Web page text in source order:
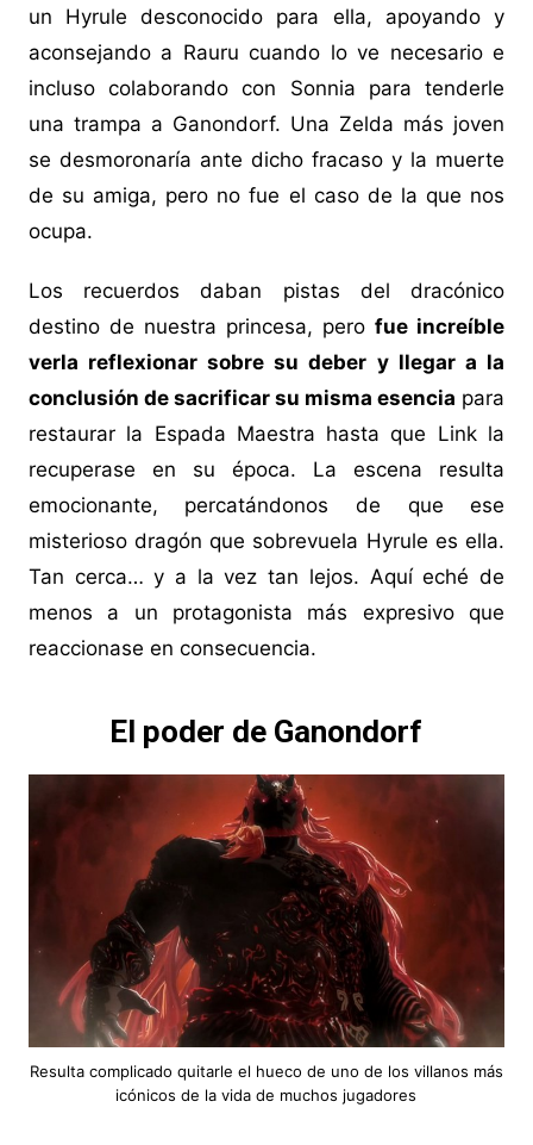
un Hyrule desconocido para ella, apoyando y
aconsejando a Rauru cuando lo ve necesario e
incluso colaborando con Sonnia para tenderle
una trampa a Ganondorf. Una Zelda más joven
se desmoronaría ante dicho fracaso y la muerte
de su amiga, pero no fue el caso de la que nos
ocupa.
Los recuerdos daban pistas del dracónico
destino de nuestra princesa, perofue increíble
verla reflexionar sobre su deber y llegar a la
conclusión de sacrificar su misma esencia para
restaurar la Espada Maestra hasta que Link la
recuperase en su época. La escena resulta
emocionante, percatándonos de que ese
misterioso dragón que sobrevuela Hyrule es ella.
Tan cerca… y a la vez tan lejos. Aquí eché de
menos a un protagonista más expresivo que
reaccionase en consecuencia.
El poder de Ganondorf
Resulta complicado quitarle el hueco de uno de los villanos más
icónicos de la vida de muchos jugadores